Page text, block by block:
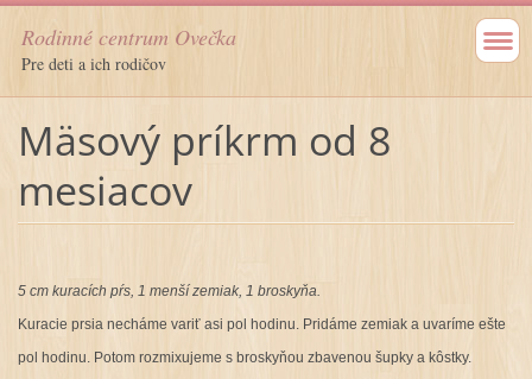
Rodinné centrum Ovečka
Pre deti a ich rodičov
Mäsový príkrm od 8
mesiacov
5 cm kuracích pŕs, 1 menší zemiak, 1 broskyňa.
Kuracie prsia necháme variť asi pol hodinu. Pridáme zemiak a uvaríme ešte
pol hodinu. Potom rozmixujeme s broskyňou zbavenou šupky a kôstky.